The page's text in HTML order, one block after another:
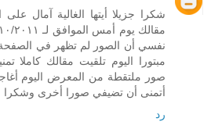
شكرا جزيلا أيتها الغالية آمال
نفسي أن الصور لم تظهر في
مبتورا اليوم تلقيت مقالك
صور ملتقطة من المعرض اليوم
أتمنى أن تضيفي صورا أخرى وشكرا
رد